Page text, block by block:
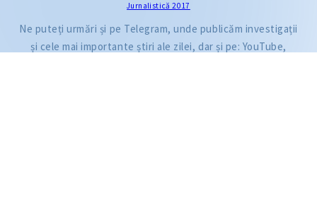
Jurnalistică 2017
Ne puteți urmări și pe Telegram, unde publicăm investigații
și cele mai importante știri ale zilei, dar și pe: YouTube,